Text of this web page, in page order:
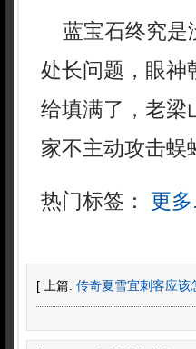
蓝宝石终究是
处长问题，眼神
给填满了，老梁
家不主动攻击蜈
热门标签： 更多
[ 上篇: 传奇夏雪宜刺客应该